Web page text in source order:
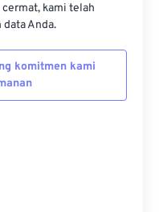
cermat, kami telah
Anda.
komitmen kami